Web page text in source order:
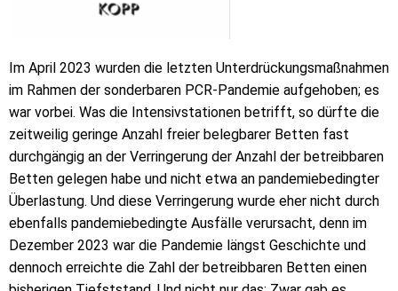
Im April 2023 wurden die letzten Unterdrückungsmaßnahmen
im Rahmen der sonderbaren PCR-Pandemie aufgehoben; es
war vorbei. Was die Intensivstationen betrifft, so dürfte die
zeitweilig geringe Anzahl freier belegbarer Betten fast
durchgängig an der Verringerung der Anzahl der betreibbaren
Betten gelegen habe und nicht etwa an pandemiebedingter
Überlastung. Und diese Verringerung wurde eher nicht durch
ebenfalls pandemiebedingte Ausfälle verursacht, denn im
Dezember 2023 war die Pandemie längst Geschichte und
dennoch erreichte die Zahl der betreibbaren Betten einen